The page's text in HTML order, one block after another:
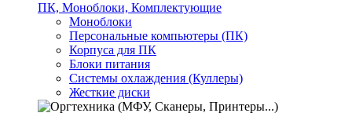
ПК, Моноблоки, Комплектующие
Моноблоки
Персональные компьютеры (ПК)
Корпуса для ПК
Блоки питания
Системы охлаждения (Куллеры)
Жесткие диски